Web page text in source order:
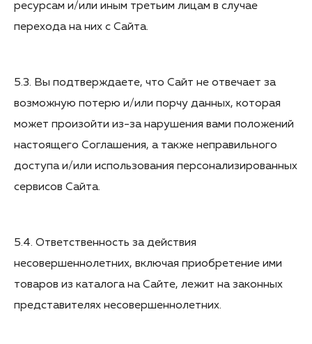
ресурсам и/или иным третьим лицам в случае
перехода на них с Сайта.
5.3. Вы подтверждаете, что Сайт не отвечает за
возможную потерю и/или порчу данных, которая
может произойти из-за нарушения вами положений
настоящего Соглашения, а также неправильного
доступа и/или использования персонализированных
сервисов Сайта.
5.4. Ответственность за действия
несовершеннолетних, включая приобретение ими
товаров из каталога на Сайте, лежит на законных
представителях несовершеннолетних.